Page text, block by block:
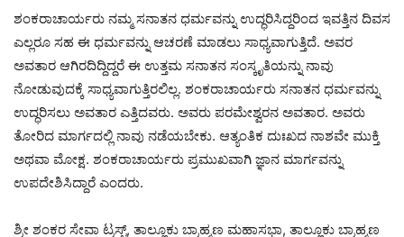
ಶಂಕರಾಚಾರ್ಯರು ನಮ್ಮ ಸನಾತನ ಧರ್ಮವನ್ನು ಉದ್ಧರಿಸಿದ್ದರಿಂದ ಇವತ್ತಿನ ದಿವಸ
ಎಲ್ಲರೂ ಸಹ ಈ ಧರ್ಮವನ್ನು ಆಚರಣೆ ಮಾಡಲು ಸಾಧ್ಯವಾಗುತ್ತಿದೆ. ಅವರ
ಅವತಾರ ಆಗಿರದಿದ್ದಿದ್ದರೆ ಈ ಉತ್ತಮ ಸನಾತನ ಸಂಸ್ಕೃತಿಯನ್ನು ನಾವು
ನೋಡುವುದಕ್ಕೆ ಸಾಧ್ಯವಾಗುತ್ತಿರಲಿಲ್ಲ. ಶಂಕರಾಚಾರ್ಯರು ಸನಾತನ ಧರ್ಮವನ್ನು
ಉದ್ಧರಿಸಲು ಅವತಾರ ಎತ್ತಿದವರು. ಅವರು ಪರಮೇಶ್ವರನ ಅವತಾರ. ಅವರು
ತೋರಿದ ಮಾರ್ಗದಲ್ಲಿ ನಾವು ನಡೆಯಬೇಕು. ಆತ್ಯಂತಿಕ ದುಃಖದ ನಾಶವೇ ಮುಕ್ತಿ
ಅಥವಾ ಮೋಕ್ಷ. ಶಂಕರಾಚಾರ್ಯರು ಪ್ರಮುಖವಾಗಿ ಜ್ಞಾನ ಮಾರ್ಗವನ್ನು
ಉಪದೇಶಿಸಿದ್ದಾರೆ ಎಂದರು.
ಶ್ರೀ ಶಂಕರ ಸೇವಾ ಟ್ರಸ್ಟ್, ತಾಲ್ಲೂಕು ಬ್ರಾಹ್ಮಣ ಮಹಾಸಭಾ, ತಾಲ್ಲೂಕು ಬ್ರಾಹ್ಮಣ